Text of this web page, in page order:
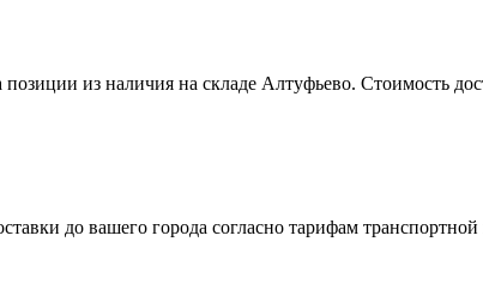
из наличия на складе Алтуфьево. Стоимость
до вашего города согласно тарифам